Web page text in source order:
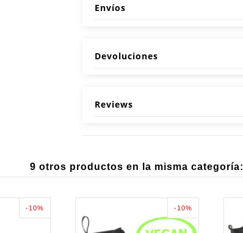
Envíos
Devoluciones
Reviews
9 otros productos en la misma categoría:
-10% -10%